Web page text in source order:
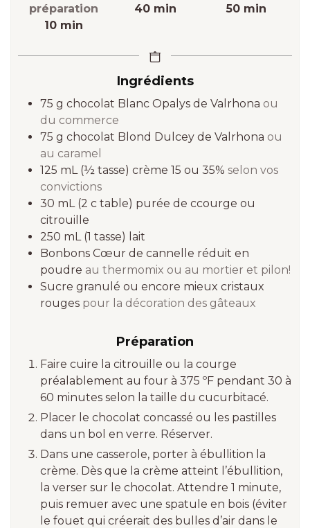
préparation
10minutes
min
40minutes
min
50minutes
min
Ingrédients
75 g chocolat Blanc Opalys de Valrhona ou
du commerce
75 g chocolat Blond Dulcey de Valrhona ou
au caramel
125 mL (½ tasse) crème 15 ou 35% selon vos
convictions
30 mL (2 c table) purée de ccourge ou
citrouille
250 mL (1 tasse) lait
Bonbons Cœur de cannelle réduit en
poudre au thermomix ou au mortier et pilon!
Sucre granulé ou encore mieux cristaux
rouges pour la décoration des gâteaux
Préparation
Faire cuire la citrouille ou la courge
préalablement au four à 375 ºF pendant 30 à
60 minutes selon la taille du cucurbitacé.
Placer le chocolat concassé ou les pastilles
dans un bol en verre. Réserver.
Dans une casserole, porter à ébullition la
crème. Dès que la crème atteint l’ébullition,
la verser sur le chocolat. Attendre 1 minute,
puis remuer avec une spatule en bois (éviter
le fouet qui créerait des bulles d’air dans le